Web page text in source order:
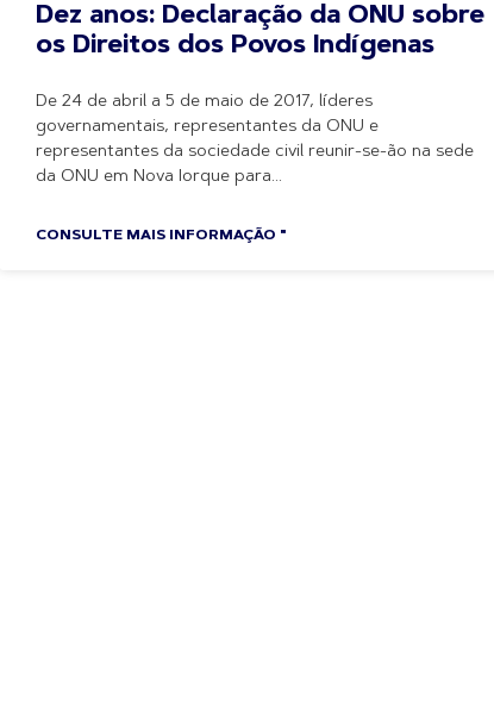
Dez anos: Declaração da ONU sobre
os Direitos dos Povos Indígenas
De 24 de abril a 5 de maio de 2017, líderes
governamentais, representantes da ONU e
representantes da sociedade civil reunir-se-ão na sede
da ONU em Nova Iorque para
CONSULTE MAIS INFORMAÇÃO "